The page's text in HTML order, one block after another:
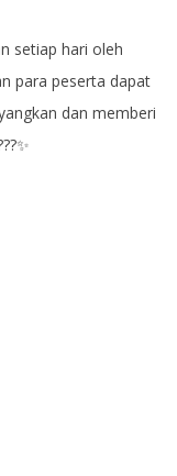
setiap hari oleh
para peserta dapat
dan memberi